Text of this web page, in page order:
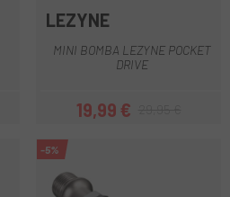
LEZYNE
MINI BOMBA LEZYNE POCKET
DRIVE
Precio
19,99 €Precio regular
-5%